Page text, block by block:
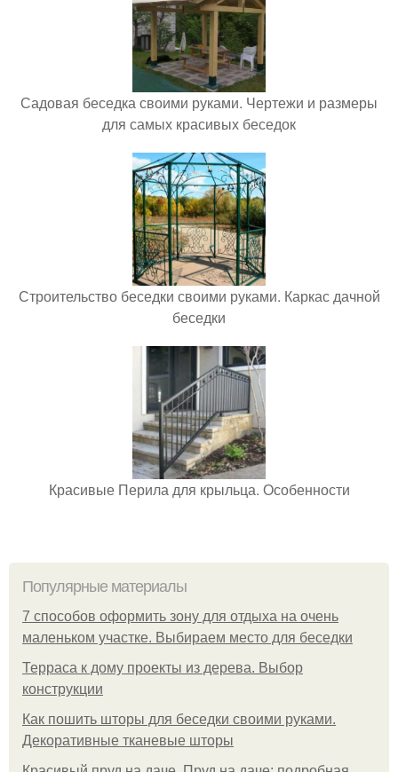
Садовая беседка своими руками. Чертежи и размеры
для самых красивых беседок
Строительство беседки своими руками. Каркас дачной
беседки
Красивые Перила для крыльца. Особенности
Популярные материалы
7 способов оформить зону для отдыха на очень
маленьком участке. Выбираем место для беседки
Терраса к дому проекты из дерева. Выбор
конструкции
Как пошить шторы для беседки своими руками.
Декоративные тканевые шторы